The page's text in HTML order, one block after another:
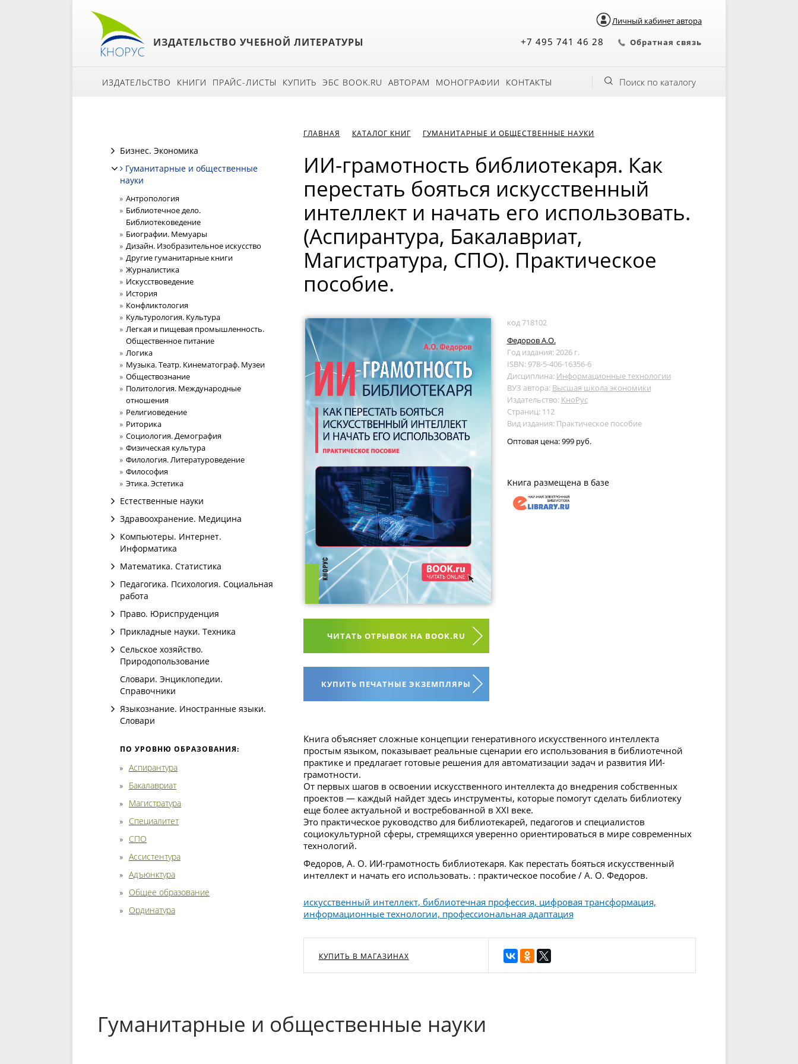
Личный кабинет автора
ИЗДАТЕЛЬСТВО УЧЕБНОЙ ЛИТЕРАТУРЫ +7 495 741 46 28 Обратная связь
ИЗДАТЕЛЬСТВО КНИГИ ПРАЙС-ЛИСТЫ КУПИТЬ ЭБС BOOK.RU АВТОРАМ МОНОГРАФИИ КОНТАКТЫ Поиск по каталогу
Бизнес. Экономика
Гуманитарные и общественные
науки
Антропология
Библиотечное дело.
Библиотековедение
Биографии. Мемуары
Дизайн. Изобразительное искусство
Другие гуманитарные книги
Журналистика
Искусствоведение
История
Конфликтология
Культурология. Культура
Легкая и пищевая промышленность.
Общественное питание
Логика
Музыка. Театр. Кинематограф. Музеи
Обществознание
Политология. Международные
отношения
Религиоведение
Риторика
Социология. Демография
Физическая культура
Филология. Литературоведение
Философия
Этика. Эстетика
Естественные науки
Здравоохранение. Медицина
Компьютеры. Интернет.
Информатика
Математика. Статистика
Педагогика. Психология. Социальная
работа
Право. Юриспруденция
Прикладные науки. Техника
Сельское хозяйство.
Природопользование
Словари. Энциклопедии.
Справочники
Языкознание. Иностранные языки.
Словари
ПО УРОВНЮ ОБРАЗОВАНИЯ:
Аспирантура
Бакалавриат
Магистратура
Специалитет
СПО
Ассистентура
Адъюнктура
Общее образование
Ординатура
ГЛАВНАЯ КАТАЛОГ КНИГ ГУМАНИТАРНЫЕ И ОБЩЕСТВЕННЫЕ НАУКИ
ИИ-грамотность библиотекаря. Как
перестать бояться искусственный
интеллект и начать его использовать.
(Аспирантура, Бакалавриат,
Магистратура, СПО). Практическое
пособие.
ЧИТАТЬ ОТРЫВОК НА BOOK.RU
КУПИТЬ ПЕЧАТНЫЕ ЭКЗЕМПЛЯРЫ
код 718102
Федоров А.О.
Год издания: 2026 г.
ISBN: 978-5-406-16356-6
Дисциплина: Информационные технологии
ВУЗ автора: Высшая школа экономики
Издательство: КноРус
Страниц: 112
Вид издания: Практическое пособие
Оптовая цена:999 руб.
Книга размещена в базе
Книга объясняет сложные концепции генеративного искусственного интеллекта
простым языком, показывает реальные сценарии его использования в библиотечной
практике и предлагает готовые решения для автоматизации задач и развития ИИ-
грамотности.
От первых шагов в освоении искусственного интеллекта до внедрения собственных
проектов — каждый найдет здесь инструменты, которые помогут сделать библиотеку
еще более актуальной и востребованной в XXI веке.
Это практическое руководство для библиотекарей, педагогов и специалистов
социокультурной сферы, стремящихся уверенно ориентироваться в мире современных
технологий.
Федоров, А. О. ИИ-грамотность библиотекаря. Как перестать бояться искусственный
интеллект и начать его использовать. : практическое пособие / А. О. Федоров.
искусственный интеллект, библиотечная профессия, цифровая трансформация,
информационные технологии, профессиональная адаптация
КУПИТЬ В МАГАЗИНАХ
Гуманитарные и общественные науки